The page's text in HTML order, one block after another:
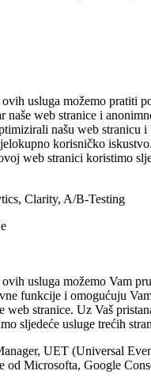
usluga možemo pratiti
naše web stranice i
našu web stranicu
korisničko
web stranici koristimo
Clarity, A/B-Testing
usluga možemo Vam
funkcije i omogućuju
web stranice. Uz Vaš
sljedeće usluge trećih
UET (Universal
od Microsofta, Google